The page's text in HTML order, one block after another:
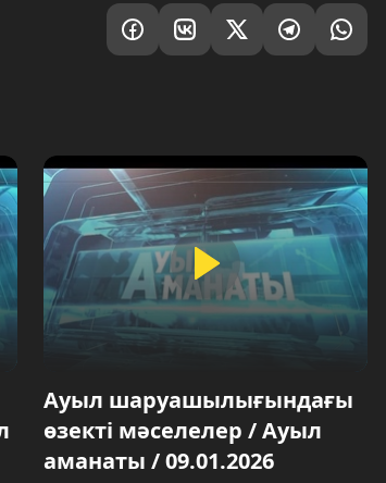
Ауыл шаруашылығындағы
өзекті мәселелер / Ауыл
аманаты / 09.01.2026